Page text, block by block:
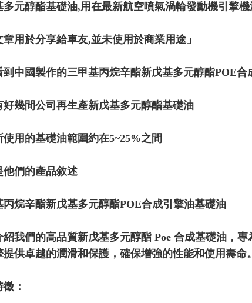
多元醇酯基礎油,用在最新航空噴氣渦輪發動機引擎機
章用於分享給車友,並未使用於商業用途」
到中國製作的三甲基丙烷辛酯新戊基多元醇酯POE合
好幾間公司再生產新戊基多元醇酯基礎油
使用的基礎油範圍約在5~25%之間
他們的產品敘述
丙烷辛酯新戊基多元醇酯POE合成引擎油基礎油
紹我們的高品質新戊基多元醇酯 Poe 合成基礎油，
提供卓越的潤滑和保護，確保增強的性能和使用壽命
：